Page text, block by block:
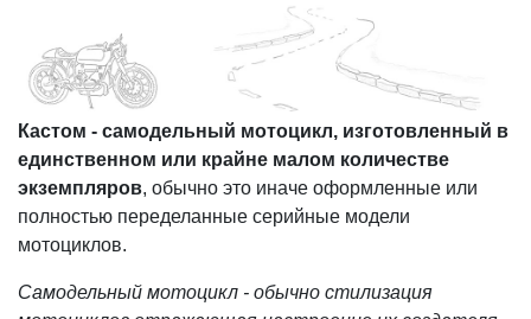
Кастом - самодельный мотоцикл, изготовленный в
единственном или крайне малом количестве
экземпляров, обычно это иначе оформленные или
полностью переделанные серийные модели
мотоциклов.
Самодельный мотоцикл - обычно стилизация